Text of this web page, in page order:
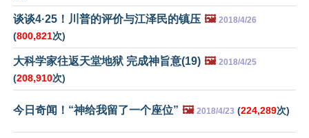
谈谈4·25！川普的评价与江泽民的镇压 🖼️ 2018/4/26
(800,821次)
大科学家往返天堂地狱 完成神旨意(19) 🖼️ 2018/4/25
(208,910次)
今日奇闻！“神给我留了一个座位” 🖼️ 2018/4/23 (224,289次)